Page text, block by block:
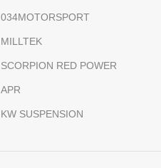
034MOTORSPORT
MILLTEK
SCORPION RED POWER
APR
KW SUSPENSION